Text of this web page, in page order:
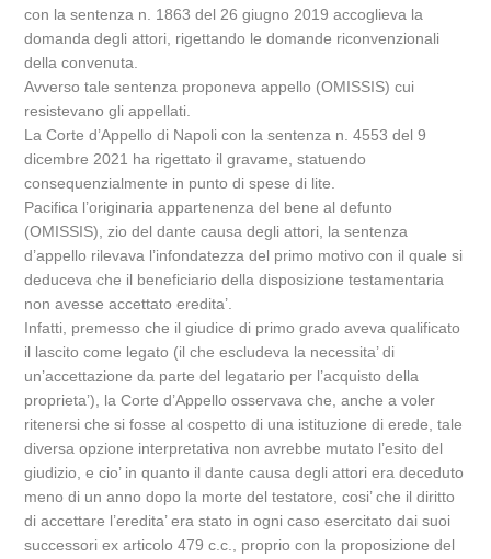
con la sentenza n. 1863 del 26 giugno 2019 accoglieva la
domanda degli attori, rigettando le domande riconvenzionali
della convenuta.
Avverso tale sentenza proponeva appello (OMISSIS) cui
resistevano gli appellati.
La Corte d’Appello di Napoli con la sentenza n. 4553 del 9
dicembre 2021 ha rigettato il gravame, statuendo
consequenzialmente in punto di spese di lite.
Pacifica l’originaria appartenenza del bene al defunto
(OMISSIS), zio del dante causa degli attori, la sentenza
d’appello rilevava l’infondatezza del primo motivo con il quale si
deduceva che il beneficiario della disposizione testamentaria
non avesse accettato eredita’.
Infatti, premesso che il giudice di primo grado aveva qualificato
il lascito come legato (il che escludeva la necessita’ di
un’accettazione da parte del legatario per l’acquisto della
proprieta’), la Corte d’Appello osservava che, anche a voler
ritenersi che si fosse al cospetto di una istituzione di erede, tale
diversa opzione interpretativa non avrebbe mutato l’esito del
giudizio, e cio’ in quanto il dante causa degli attori era deceduto
meno di un anno dopo la morte del testatore, cosi’ che il diritto
di accettare l’eredita’ era stato in ogni caso esercitato dai suoi
successori ex articolo 479 c.c., proprio con la proposizione del